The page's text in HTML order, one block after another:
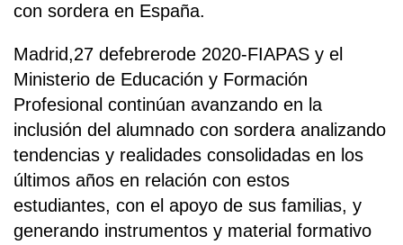
con sordera en España.
Madrid,27 defebrerode 2020-FIAPAS y el
Ministerio de Educación y Formación
Profesional continúan avanzando en la
inclusión del alumnado con sordera analizando
tendencias y realidades consolidadas en los
últimos años en relación con estos
estudiantes, con el apoyo de sus familias, y
generando instrumentos y material formativo